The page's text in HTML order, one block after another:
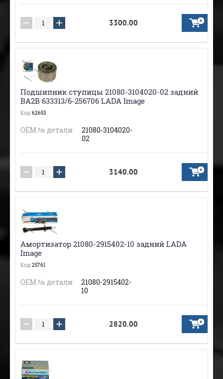
− + 3300.00
Подшипник ступицы 21080-3104020-02 задний
BA2B 633313/6-256706 LADA Image
Код:62653
ОЕМ № детали:
21080-3104020-
02
− + 3140.00
Амортизатор 21080-2915402-10 задний LADA
Image
Код:25761
ОЕМ № детали:
21080-2915402-
10
− + 2820.00